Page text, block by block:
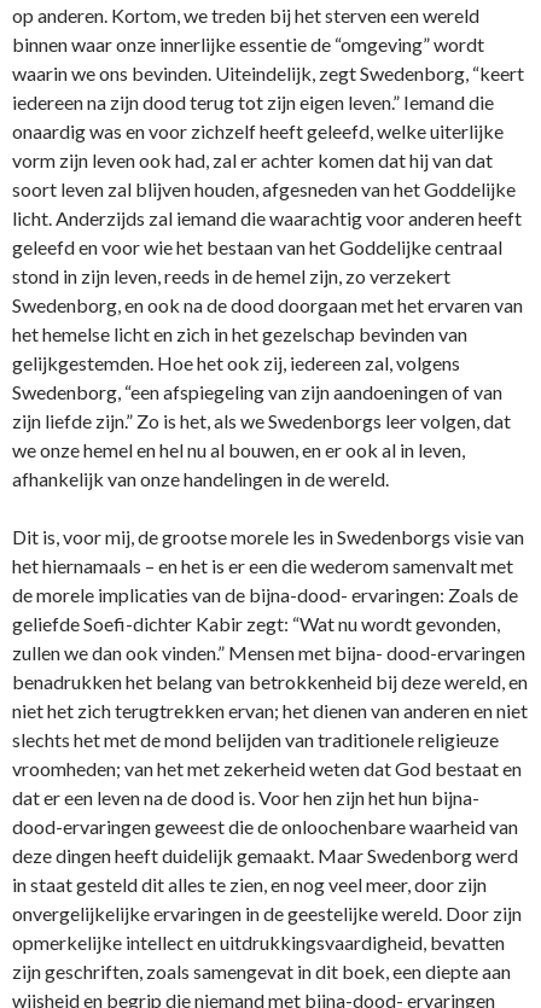
op anderen. Kortom, we treden bij het sterven een wereld
binnen waar onze innerlijke essentie de “omgeving” wordt
waarin we ons bevinden. Uiteindelijk, zegt Swedenborg, “keert
iedereen na zijn dood terug tot zijn eigen leven.” Iemand die
onaardig was en voor zichzelf heeft geleefd, welke uiterlijke
vorm zijn leven ook had, zal er achter komen dat hij van dat
soort leven zal blijven houden, afgesneden van het Goddelijke
licht. Anderzijds zal iemand die waarachtig voor anderen heeft
geleefd en voor wie het bestaan van het Goddelijke centraal
stond in zijn leven, reeds in de hemel zijn, zo verzekert
Swedenborg, en ook na de dood doorgaan met het ervaren van
het hemelse licht en zich in het gezelschap bevinden van
gelijkgestemden. Hoe het ook zij, iedereen zal, volgens
Swedenborg, “een afspiegeling van zijn aandoeningen of van
zijn liefde zijn.” Zo is het, als we Swedenborgs leer volgen, dat
we onze hemel en hel nu al bouwen, en er ook al in leven,
afhankelijk van onze handelingen in de wereld.
Dit is, voor mij, de grootse morele les in Swedenborgs visie van
het hiernamaals – en het is er een die wederom samenvalt met
de morele implicaties van de bijna-dood- ervaringen: Zoals de
geliefde Soefi-dichter Kabir zegt: “Wat nu wordt gevonden,
zullen we dan ook vinden.” Mensen met bijna- dood-ervaringen
benadrukken het belang van betrokkenheid bij deze wereld, en
niet het zich terugtrekken ervan; het dienen van anderen en niet
slechts het met de mond belijden van traditionele religieuze
vroomheden; van het met zekerheid weten dat God bestaat en
dat er een leven na de dood is. Voor hen zijn het hun bijna-
dood-ervaringen geweest die de onloochenbare waarheid van
deze dingen heeft duidelijk gemaakt. Maar Swedenborg werd
in staat gesteld dit alles te zien, en nog veel meer, door zijn
onvergelijkelijke ervaringen in de geestelijke wereld. Door zijn
opmerkelijke intellect en uitdrukkingsvaardigheid, bevatten
zijn geschriften, zoals samengevat in dit boek, een diepte aan
wijsheid en begrip die niemand met bijna-dood- ervaringen